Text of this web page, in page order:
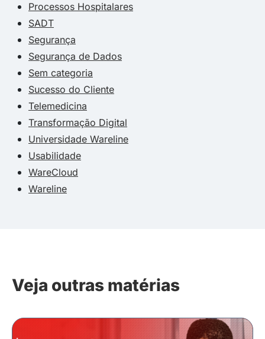
Processos Hospitalares
SADT
Segurança
Segurança de Dados
Sem categoria
Sucesso do Cliente
Telemedicina
Transformação Digital
Universidade Wareline
Usabilidade
WareCloud
Wareline
Veja outras matérias